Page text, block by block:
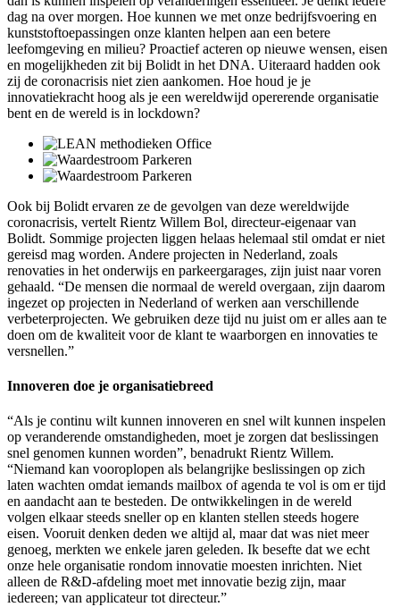
dag na over morgen. Hoe kunnen we met onze bedrijfsvoering en
kunststoftoepassingen onze klanten helpen aan een betere
leefomgeving en milieu? Proactief acteren op nieuwe wensen, eisen
en mogelijkheden zit bij Bolidt in het DNA. Uiteraard hadden ook
zij de coronacrisis niet zien aankomen. Hoe houd je je
innovatiekracht hoog als je een wereldwijd opererende organisatie
bent en de wereld is in lockdown?
Ook bij Bolidt ervaren ze de gevolgen van deze wereldwijde
coronacrisis, vertelt Rientz Willem Bol, directeur-eigenaar van
Bolidt. Sommige projecten liggen helaas helemaal stil omdat er niet
gereisd mag worden. Andere projecten in Nederland, zoals
renovaties in het onderwijs en parkeergarages, zijn juist naar voren
gehaald. “De mensen die normaal de wereld overgaan, zijn daarom
ingezet op projecten in Nederland of werken aan verschillende
verbeterprojecten. We gebruiken deze tijd nu juist om er alles aan te
doen om de kwaliteit voor de klant te waarborgen en innovaties te
versnellen.”
Innoveren doe je organisatiebreed
“Als je continu wilt kunnen innoveren en snel wilt kunnen inspelen
op veranderende omstandigheden, moet je zorgen dat beslissingen
snel genomen kunnen worden”, benadrukt Rientz Willem.
“Niemand kan vooroplopen als belangrijke beslissingen op zich
laten wachten omdat iemands mailbox of agenda te vol is om er tijd
en aandacht aan te besteden. De ontwikkelingen in de wereld
volgen elkaar steeds sneller op en klanten stellen steeds hogere
eisen. Vooruit denken deden we altijd al, maar dat was niet meer
genoeg, merkten we enkele jaren geleden. Ik besefte dat we echt
onze hele organisatie rondom innovatie moesten inrichten. Niet
alleen de R&D-afdeling moet met innovatie bezig zijn, maar
iedereen; van applicateur tot directeur.”